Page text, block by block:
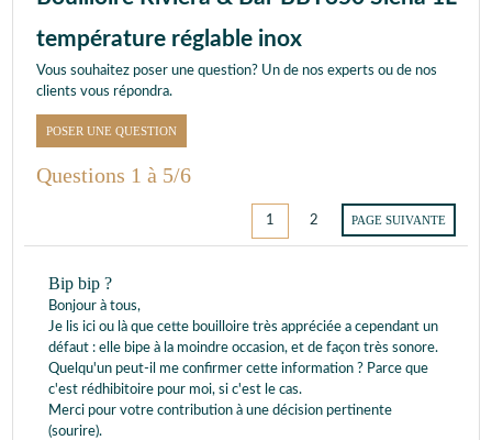
température réglable inox
Vous souhaitez poser une question? Un de nos experts ou de nos
clients vous répondra.
POSER UNE QUESTION
Questions 1 à 5/6
1 2 PAGE SUIVANTE
Bip bip ?
Bonjour à tous,
Je lis ici ou là que cette bouilloire très appréciée a cependant un
défaut : elle bipe à la moindre occasion, et de façon très sonore.
Quelqu'un peut-il me confirmer cette information ? Parce que
c'est rédhibitoire pour moi, si c'est le cas.
Merci pour votre contribution à une décision pertinente
(sourire).